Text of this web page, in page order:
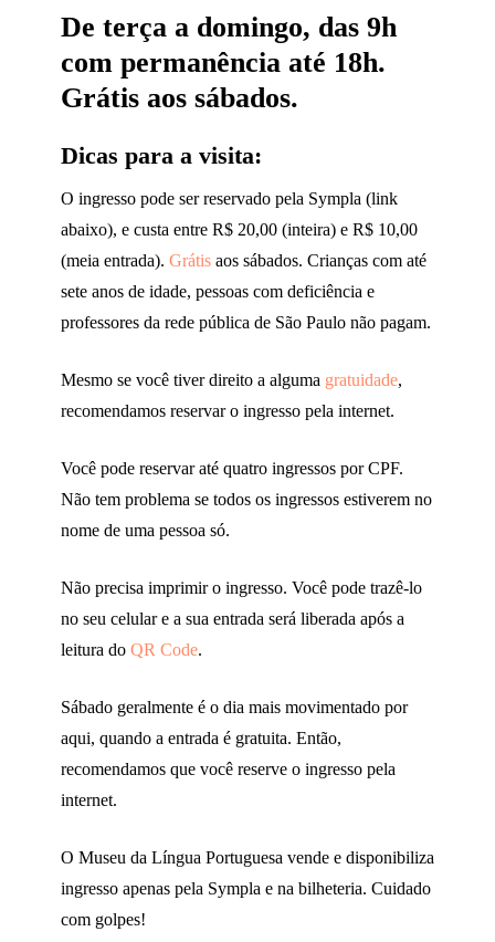
De terça a domingo, das 9h
com permanência até 18h.
Grátis aos sábados.
Dicas para a visita:
O ingresso pode ser reservado pela Sympla (link
abaixo), e custa entre R$ 20,00 (inteira) e R$ 10,00
(meia entrada). Grátis aos sábados. Crianças com até
sete anos de idade, pessoas com deficiência e
professores da rede pública de São Paulo não pagam.
Mesmo se você tiver direito a alguma gratuidade,
recomendamos reservar o ingresso pela internet.
Você pode reservar até quatro ingressos por CPF.
Não tem problema se todos os ingressos estiverem no
nome de uma pessoa só.
Não precisa imprimir o ingresso. Você pode trazê-lo
no seu celular e a sua entrada será liberada após a
leitura do QR Code.
Sábado geralmente é o dia mais movimentado por
aqui, quando a entrada é gratuita. Então,
recomendamos que você reserve o ingresso pela
internet.
O Museu da Língua Portuguesa vende e disponibiliza
ingresso apenas pela Sympla e na bilheteria. Cuidado
com golpes!